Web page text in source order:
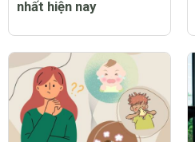
Top 9 bạt trùm xe máy
chống nắng mưa tốt
nhất hiện nay